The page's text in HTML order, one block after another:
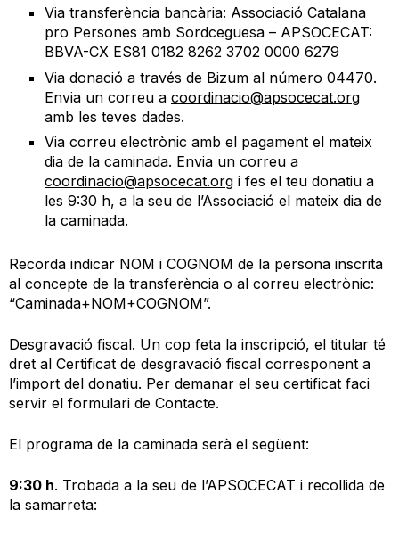
Via transferència bancària: Associació Catalana
pro Persones amb Sordceguesa – APSOCECAT:
BBVA-CX ES81 0182 8262 3702 0000 6279
Via donació a través de Bizum al número 04470.
Envia un correu a coordinacio@apsocecat.org
amb les teves dades.
Via correu electrònic amb el pagament el mateix
dia de la caminada. Envia un correu a
coordinacio@apsocecat.org i fes el teu donatiu a
les 9:30 h, a la seu de l’Associació el mateix dia de
la caminada.
Recorda indicar NOM i COGNOM de la persona inscrita
al concepte de la transferència o al correu electrònic:
“Caminada+NOM+COGNOM”.
Desgravació fiscal. Un cop feta la inscripció, el titular té
dret al Certificat de desgravació fiscal corresponent a
l’import del donatiu. Per demanar el seu certificat faci
servir el formulari de Contacte.
El programa de la caminada serà el següent:
9:30 h. Trobada a la seu de l’APSOCECAT i recollida de
la samarreta: